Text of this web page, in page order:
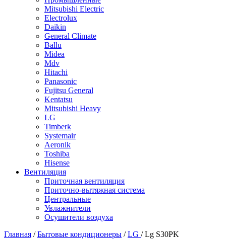
Mitsubishi Electric
Electrolux
Daikin
General Climate
Ballu
Midea
Mdv
Hitachi
Panasonic
Fujitsu General
Kentatsu
Mitsubishi Heavy
LG
Timberk
Systemair
Aeronik
Toshiba
Hisense
Вентиляция
Приточная вентиляция
Приточно-вытяжная система
Центральные
Увлажнители
Осушители воздуха
Главная /Бытовые кондиционеры /LG / Lg S30PK